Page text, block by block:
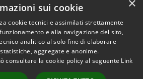
Copyright © 2026 • Comune di
Taranto • Powered by
Municipium•Accesso
redazione
sui cookie
cookie tecnici e assimilati strettamente
e alla navigazione del sito,
analitico al solo fine di elaborare
aggregate e anonime.
consultare la cookie policy al seguente Link